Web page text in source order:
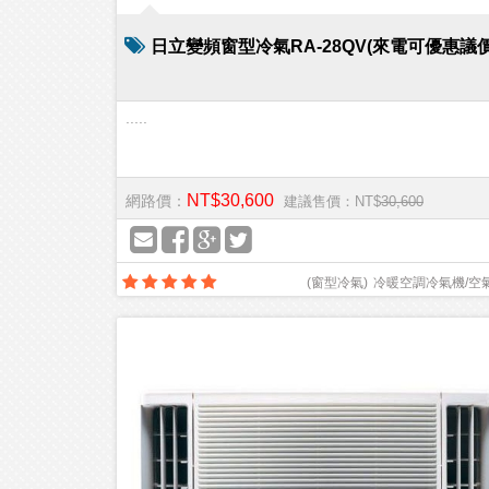
日立變頻窗型冷氣RA-28QV(來電可優惠議
網路價： NT$30,600 建議售價：NT$30,600
冷暖空調冷氣機/空
(窗型冷氣)